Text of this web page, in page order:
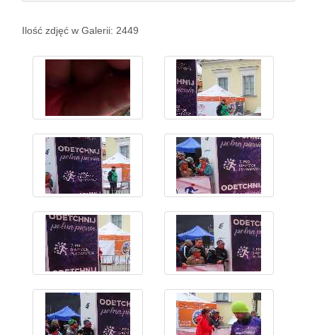
Ilość zdjęć w Galerii: 2449